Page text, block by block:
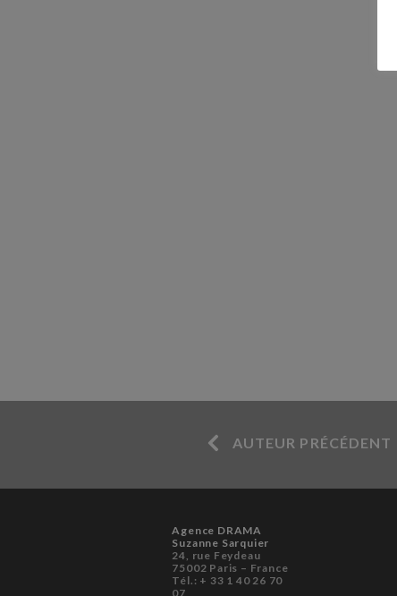
AUTEUR PRÉCÉDENT
Agence DRAMA
Suzanne Sarquier
24, rue Feydeau
75002 Paris – France
Tél.: + 33 1 40 26 70
07